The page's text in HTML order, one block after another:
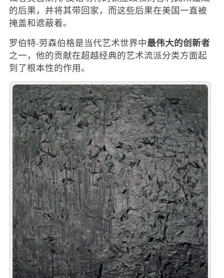
的后果，并将其带回家，而这些后果在美国一直被
掩盖和遮蔽着。
罗伯特-劳森伯格是当代艺术世界中最伟大的创新者
之一，他的贡献在超越经典的艺术流派分类方面起
到了根本性的作用。